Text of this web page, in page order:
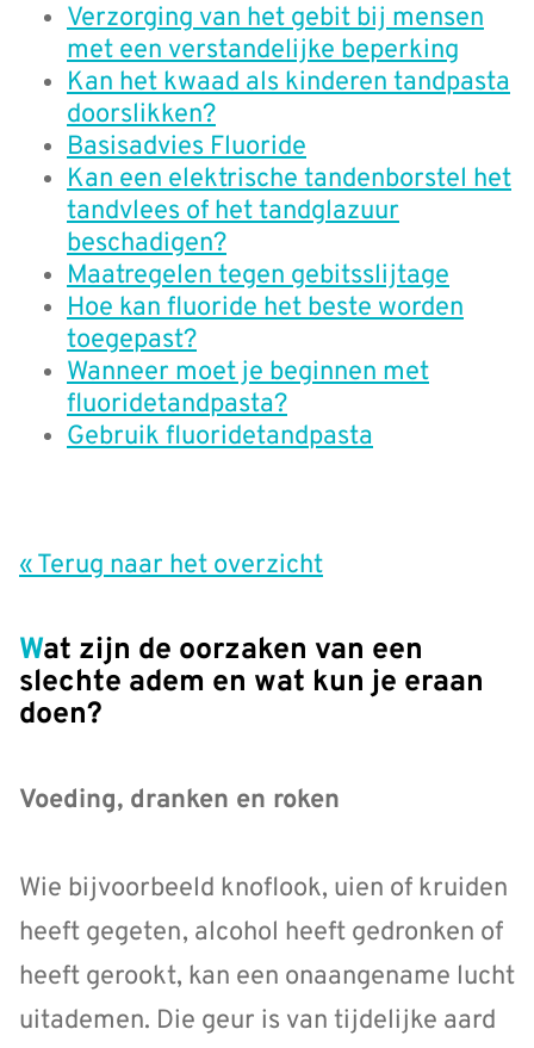
Verzorging van het gebit bij mensen
met een verstandelijke beperking
Kan het kwaad als kinderen tandpasta
doorslikken?
Basisadvies Fluoride
Kan een elektrische tandenborstel het
tandvlees of het tandglazuur
beschadigen?
Maatregelen tegen gebitsslijtage
Hoe kan fluoride het beste worden
toegepast?
Wanneer moet je beginnen met
fluoridetandpasta?
Gebruik fluoridetandpasta
« Terug naar het overzicht
Wat zijn de oorzaken van een
slechte adem en wat kun je eraan
doen?
Voeding, dranken en roken
Wie bijvoorbeeld knoflook, uien of kruiden
heeft gegeten, alcohol heeft gedronken of
heeft gerookt, kan een onaangename lucht
uitademen. Die geur is van tijdelijke aard